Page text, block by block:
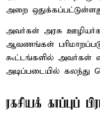
அறை
அவர்கள் அரசு
ஆவணங்கள்
கூட்டங்களில் அவர்கள்
அடிப்படையில் கலந்து
ரகசியக் காப்புப்